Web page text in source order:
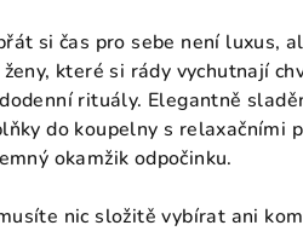
si čas pro sebe není luxus,
ženy, které si rády vychutnají
rituály. Elegantně
do koupelny s relaxačními
okamžik odpočinku.
nic složitě vybírat ani